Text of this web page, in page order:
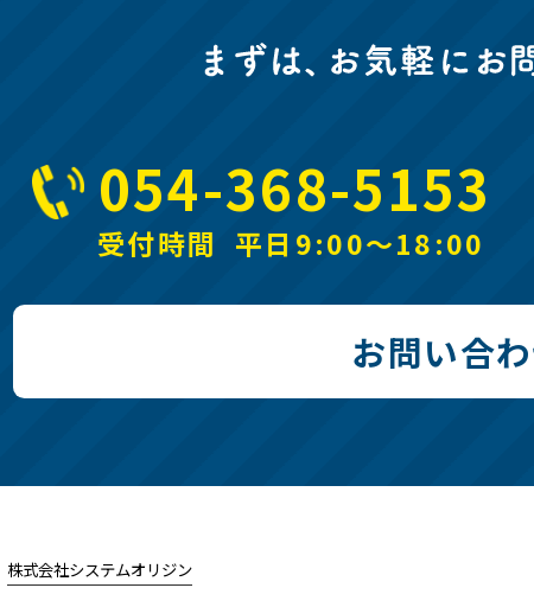
054-368-5153
受付時間 平日9:00～18:00
お問い合
株式会社システムオリジン